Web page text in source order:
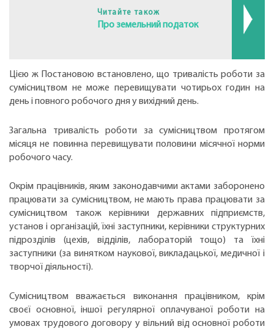
Читайте також
Про земельний податок
Цією ж Постановою встановлено, що тривалість роботи за
сумісництвом не може перевищувати чотирьох годин на
день і повного робочого дня у вихідний день.
Загальна тривалість роботи за сумісництвом протягом
місяця не повинна перевищувати половини місячної норми
робочого часу.
Окрім працівників, яким законодавчими актами заборонено
працювати за сумісництвом, не мають права працювати за
сумісництвом також керівники державних підприємств,
установ і організацій, їхні заступники, керівники структурних
підрозділів (цехів, відділів, лабораторій тощо) та їхні
заступники (за винятком наукової, викладацької, медичної і
творчої діяльності).
Сумісництвом вважається виконання працівником, крім
своєї основної, іншої регулярної оплачуваної роботи на
умовах трудового договору у вільний від основної роботи